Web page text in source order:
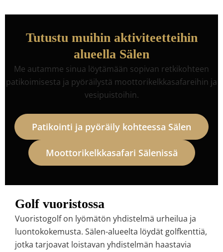
Tutustu muihin aktiviteetteihin
alueella Sälen
Me autamme sinua löytämään sopivan retkikohteen
patikoimisesta ja pyöräilystä moottorikelkkasafareihin ja
vesipuistoihin.
Patikointi ja pyöräily kohteessa Sälen
Moottorikelkkasafari Sälenissä
Golf vuoristossa
Vuoristogolf on lyömätön yhdistelmä urheilua ja
luontokokemusta. Sälen-alueelta löydät golfkenttiä,
jotka tarjoavat loistavan yhdistelmän haastavia